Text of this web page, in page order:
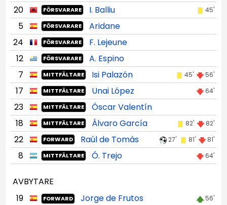
20
FÖRSVARARE I. Balliu 45'
5 FÖRSVARARE
Aridane
24
FÖRSVARARE
F. Lejeune
12
FÖRSVARARE
A. Espino
7
MITTFÄLTARE Isi Palazón 45' 56'
17 MITTFÄLTARE Unai López 64'
23 MITTFÄLTARE
Óscar Valentín
18
MITTFÄLTARE Álvaro García 82' 82'
22 FORWARD Raúl de Tomás 27' 81' 81'
8 MITTFÄLTARE Ó. Trejo 64'
AVBYTARE
19
FORWARD Jorge de Frutos 56'